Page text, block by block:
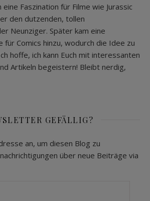
Faszination für Filme wie Jurassic
den dutzenden, tollen
Neunziger. Später kam eine
für Comics hinzu, wodurch die Idee zu
hoffe, ich kann Euch mit interessanten
Artikeln begeistern! Bleibt nerdig,
GEFÄLLIG?
an, um diesen Blog zu
über neue Beiträge via